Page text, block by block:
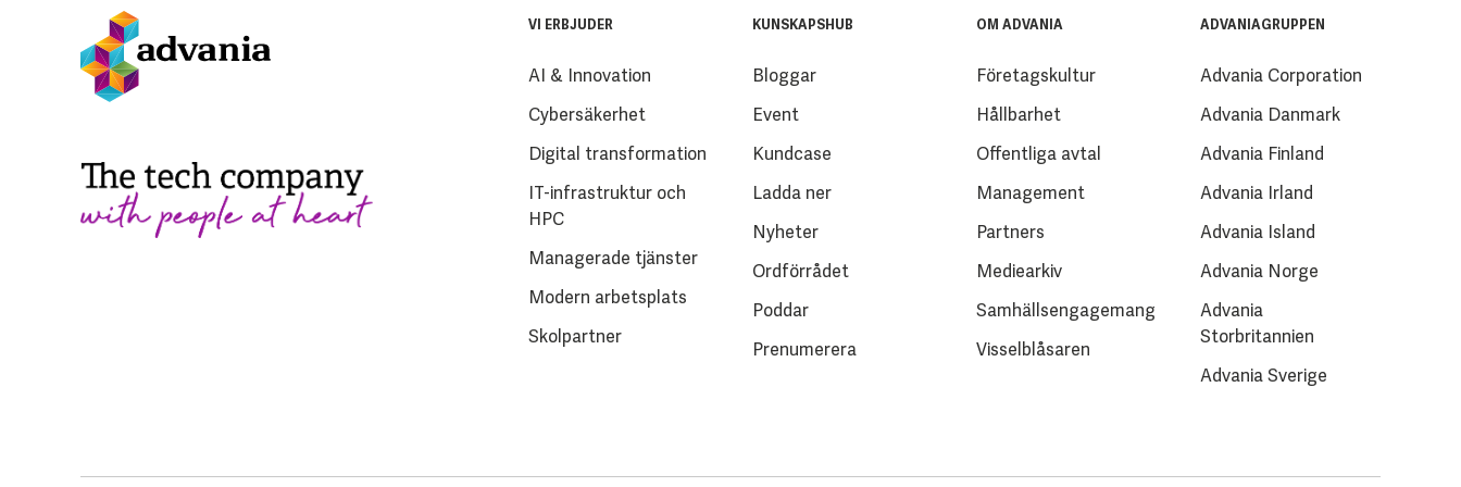
VI ERBJUDER
AI & Innovation
Cybersäkerhet
Digital transformation
IT-infrastruktur och
HPC
Managerade tjänster
Modern arbetsplats
Skolpartner
KUNSKAPSHUB
Bloggar
Event
Kundcase
Ladda ner
Nyheter
Ordförrådet
Poddar
Prenumerera
OM ADVANIA
Företagskultur
Hållbarhet
Offentliga avtal
Management
Partners
Mediearkiv
Samhällsengagemang
Visselblåsaren
ADVANIAGRUPPEN
Advania Corporation
Advania Danmark
Advania Finland
Advania Irland
Advania Island
Advania Norge
Advania
Storbritannien
Advania Sverige